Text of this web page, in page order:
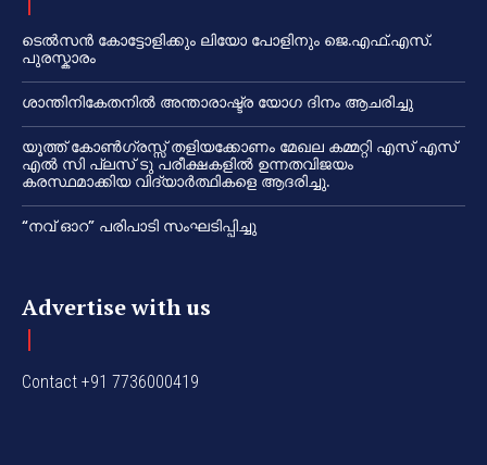
ടെൽസൻ കോട്ടോളിക്കും ലിയോ പോളിനും ജെ.എഫ്.എസ്.
പുരസ്കാരം
ശാന്തിനികേതനിൽ അന്താരാഷ്ട്ര യോഗ ദിനം ആചരിച്ചു
യൂത്ത് കോൺഗ്രസ്സ് തളിയക്കോണം മേഖല കമ്മറ്റി എസ് എസ്
എൽ സി പ്ലസ് ടു പരീക്ഷകളിൽ ഉന്നതവിജയം
കരസ്ഥമാക്കിയ വിദ്യാർത്ഥികളെ ആദരിച്ചു.
“നവ് ഓറ” പരിപാടി സംഘടിപ്പിച്ചു
Advertise with us
Contact +91 7736000419